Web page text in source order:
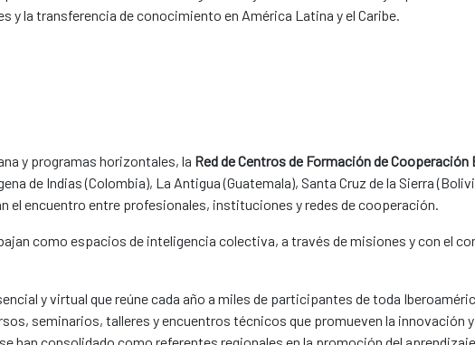
y la transferencia de conocimiento en América Latina y el Caribe.
y programas horizontales, la Red de Centros de Formación de Cooperación
de Indias (Colombia), La Antigua (Guatemala), Santa Cruz de la Sierra
encuentro entre profesionales, instituciones y redes de cooperación.
como espacios de inteligencia colectiva, a través de misiones y con el
y virtual que reúne cada año a miles de participantes de toda
seminarios, talleres y encuentros técnicos que promueven la innovación